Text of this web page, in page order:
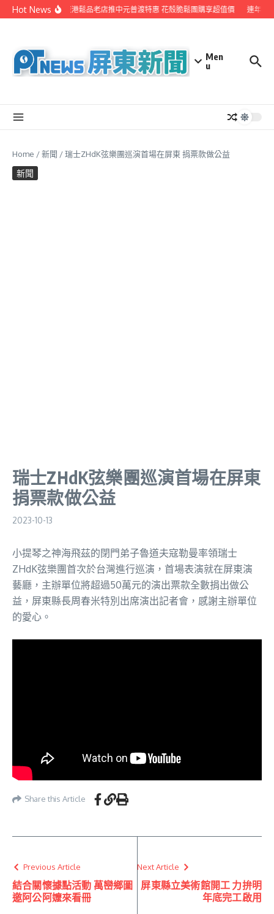
Skip to content
Hot News
台灣生活週報 東港鬆品老店推中元普渡特惠 花殼脆鬆團購享超值價 連年獲
Men
u
Home /新聞 /瑞士ZHdK弦樂團巡演首場在屏東 捐票款做公益
新聞
瑞士ZHdK弦樂團巡演首場在屏東
捐票款做公益
2023-10-13
小提琴之神海飛茲的閉門弟子魯道夫寇勒曼率領瑞士
ZHdK弦樂團首次於台灣進行巡演，首場表演就在屏東演
藝廳，主辦單位將超過50萬元的演出票款全數捐出做公
益，屏東縣長周春米特別出席演出記者會，感謝主辦單位
的愛心。
Share this Article
Previous Article
結合關懷據點活動 萬巒鄉圖
邀阿公阿嬤來看冊
Next Article
屏東縣立美術館開工 力拚明
年底完工啟用